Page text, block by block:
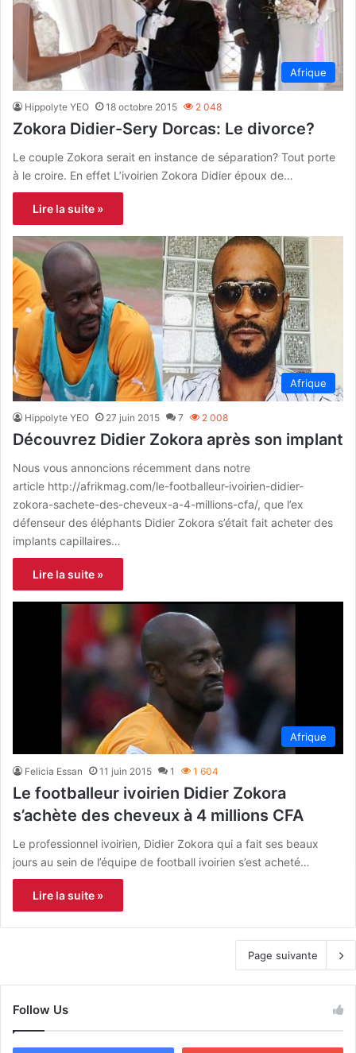
Afrique
Hippolyte YEO 18 octobre 2015 2 048
Zokora Didier-Sery Dorcas: Le divorce?
Le couple Zokora serait en instance de séparation? Tout porte
à le croire. En effet L’ivoirien Zokora Didier époux de…
Lire la suite »
Afrique
Hippolyte YEO 27 juin 2015 7 2 008
Découvrez Didier Zokora après son implant
Nous vous annoncions récemment dans notre
article http://afrikmag.com/le-footballeur-ivoirien-didier-
zokora-sachete-des-cheveux-a-4-millions-cfa/, que l’ex
défenseur des éléphants Didier Zokora s’était fait acheter des
implants capillaires…
Lire la suite »
Afrique
Felicia Essan 11 juin 2015 1 1 604
Le footballeur ivoirien Didier Zokora
s’achète des cheveux à 4 millions CFA
Le professionnel ivoirien, Didier Zokora qui a fait ses beaux
jours au sein de l’équipe de football ivoirien s’est acheté…
Lire la suite »
Page suivante
Follow Us